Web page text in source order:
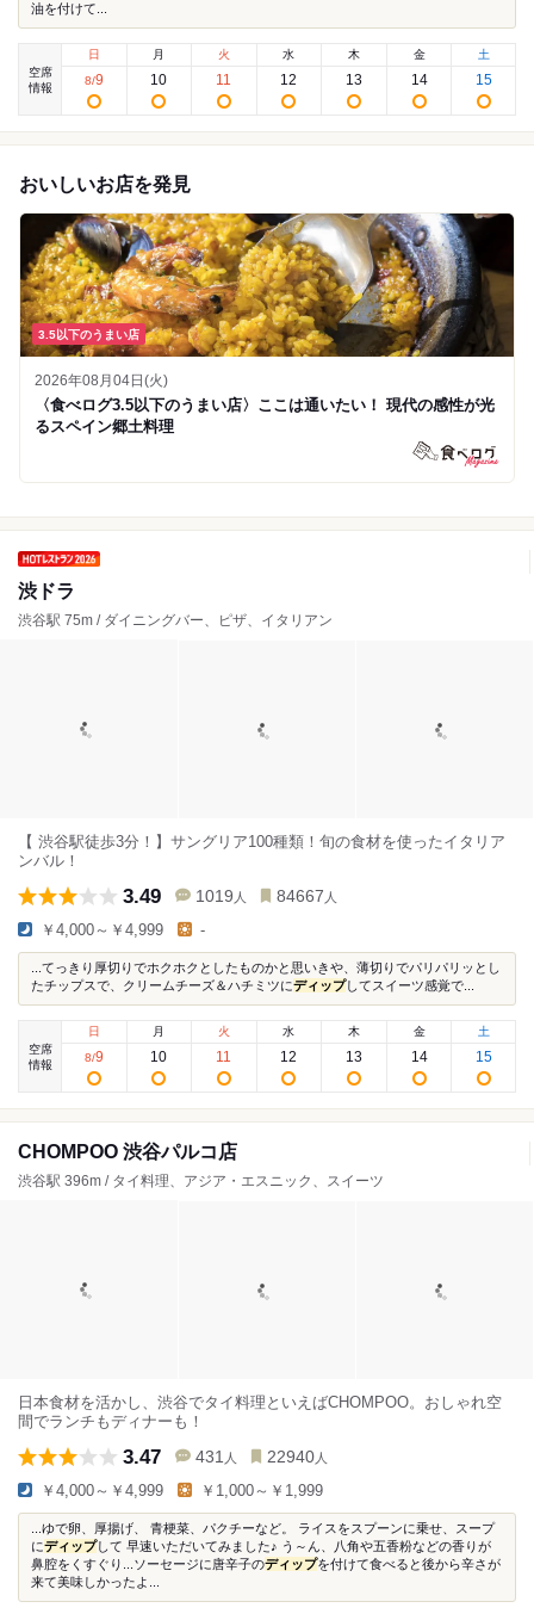
油を付けて...
空席
情報
日
8/9
月
10
火
11
水
12
木
13
金
14
土
15
おいしいお店を発見
3.5以下のうまい店
2026年08月04日(火)
〈食べログ3.5以下のうまい店〉ここは通いたい！ 現代の感性が光
るスペイン郷土料理
渋ドラ
渋谷駅 75m / ダイニングバー、ピザ、イタリアン
【 渋谷駅徒歩3分！】サングリア100種類！旬の食材を使ったイタリア
ンバル！
3.49 1019 人 84667 人
￥4,000～￥4,999 -
...てっきり厚切りでホクホクとしたものかと思いきや、薄切りでパリパリッとし
たチップスで、クリームチーズ＆ハチミツにディップしてスイーツ感覚で...
空席
情報
日
8/9
月
10
火
11
水
12
木
13
金
14
土
15
CHOMPOO 渋谷パルコ店
渋谷駅 396m / タイ料理、アジア・エスニック、スイーツ
日本食材を活かし、渋谷でタイ料理といえばCHOMPOO。おしゃれ空
間でランチもディナーも！
3.47 431 人 22940 人
￥4,000～￥4,999 ￥1,000～￥1,999
...ゆで卵、厚揚げ、 青梗菜、パクチーなど。 ライスをスプーンに乗せ、スープ
にディップして 早速いただいてみました♪ う～ん、八角や五香粉などの香りが
鼻腔をくすぐり...ソーセージに唐辛子のディップを付けて食べると後から辛さが
来て美味しかったよ...